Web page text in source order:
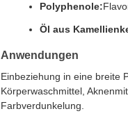
Polyphenole:
Öl aus
Anwendungen
Einbeziehung in eine breite
Körperwaschmittel,
Farbverdunkelung.